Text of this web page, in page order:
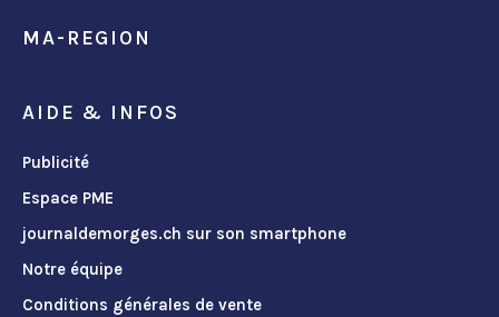
MA-REGION
AIDE & INFOS
Publicité
Espace PME
journaldemorges.ch sur son smartphone
Notre équipe
Conditions générales de vente